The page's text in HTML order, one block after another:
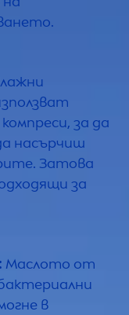
за да
насърчиш
Затова
за
Маслото от
в